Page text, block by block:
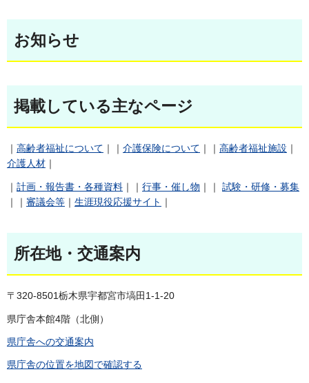
お知らせ
掲載している主なページ
｜ 高齢者福祉について ｜｜ 介護保険について ｜｜ 高齢者福祉施設 ｜
介護人材 ｜
｜ 計画・報告書・各種資料 ｜｜ 行事・催し物 ｜｜ 試験・研修・募集
｜｜ 審議会等 ｜ 生涯現役応援サイト ｜
所在地・交通案内
〒320-8501栃木県宇都宮市塙田1-1-20
県庁舎本館4階（北側）
県庁舎への交通案内
県庁舎の位置を地図で確認する